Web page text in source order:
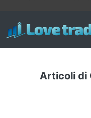
contenuto
Articoli di